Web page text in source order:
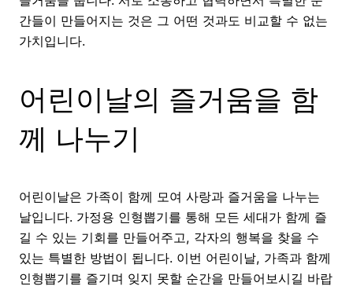
간들이 만들어지는 것은 그 어떤 것과도 비교할 수 없는
가치입니다.
어린이날의 즐거움을 함
께 나누기
어린이날은 가족이 함께 모여 사랑과 즐거움을 나누는
날입니다. 가정용 인형뽑기를 통해 모든 세대가 함께 즐
길 수 있는 기회를 만들어주고, 각자의 행복을 찾을 수
있는 특별한 방법이 됩니다. 이번 어린이날, 가족과 함께
인형뽑기를 즐기며 잊지 못할 순간을 만들어보시길 바랍